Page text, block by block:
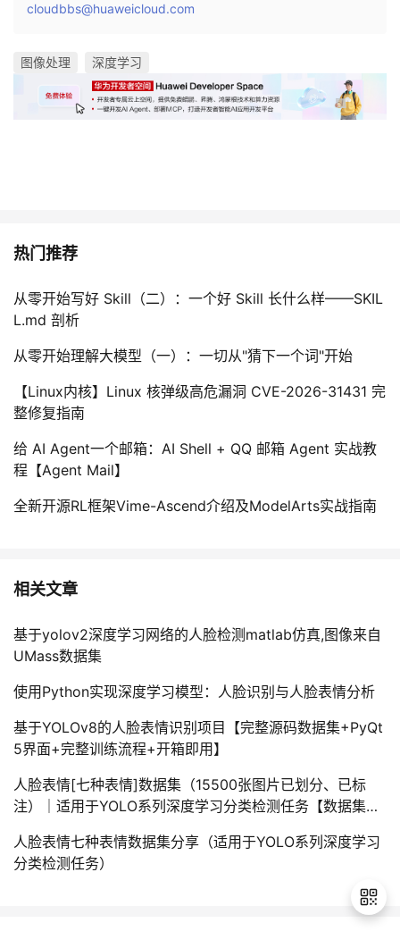
cloudbbs@huaweicloud.com
图像处理 深度学习
热门推荐
从零开始写好 Skill（二）：一个好 Skill 长什么样——SKIL
L.md 剖析
从零开始理解大模型（一）：一切从"猜下一个词"开始
【Linux内核】Linux 核弹级高危漏洞 CVE-2026-31431 完
整修复指南
给 AI Agent一个邮箱：AI Shell + QQ 邮箱 Agent 实战教
程【Agent Mail】
全新开源RL框架Vime-Ascend介绍及ModelArts实战指南
相关文章
基于yolov2深度学习网络的人脸检测matlab仿真,图像来自
UMass数据集
使用Python实现深度学习模型：人脸识别与人脸表情分析
基于YOLOv8的人脸表情识别项目【完整源码数据集+PyQt
5界面+完整训练流程+开箱即用】
人脸表情[七种表情]数据集（15500张图片已划分、已标
注）｜适用于YOLO系列深度学习分类检测任务【数据集分
人脸表情七种表情数据集分享（适用于YOLO系列深度学习
分类检测任务）